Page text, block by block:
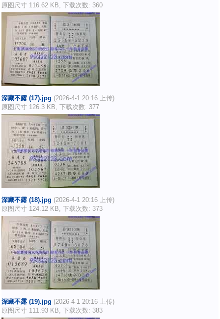
原图尺寸 116.62 KB, 下载次数: 360
深藏不露 (17).jpg (2026-4-1 20:16 上传)
原图尺寸 126.3 KB, 下载次数: 377
深藏不露 (18).jpg (2026-4-1 20:16 上传)
原图尺寸 124.12 KB, 下载次数: 373
深藏不露 (19).jpg (2026-4-1 20:16 上传)
原图尺寸 111.93 KB, 下载次数: 383